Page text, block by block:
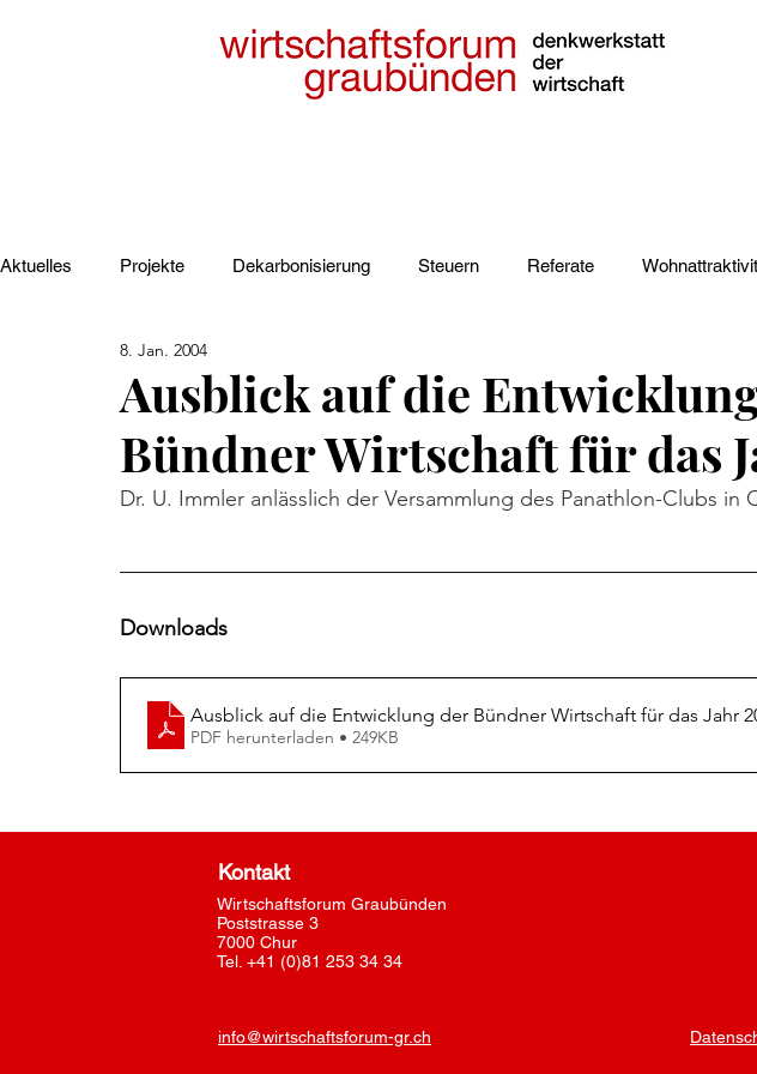
Aktuelles Projekte Dekarbonisierung Steuern Referate
Elektrizität Industrie
Ausblick auf die
Bündner Wirtschaft für das
8. Jan. 2004
Dr. U. Immler anlässlich der Versammlung des Panathlon-Clubs in
Downloads
Ausblick auf die Entwicklung der Bündner Wirtschaft für das Jahr
PDF herunterladen • 249KB
Kontakt
Wirtschaftsforum Graubünden
Poststrasse 3
7000 Chur
Tel. +41 (0)81 253 34 34
info@wirtschaftsforum-gr.ch